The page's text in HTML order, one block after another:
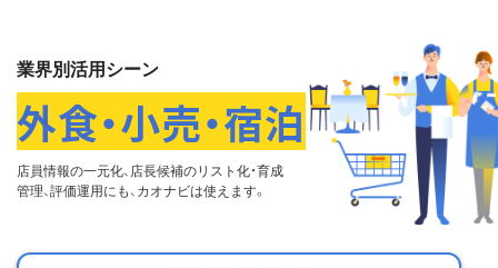
業界別活用シーン
外食・小売・宿泊
店員情報の一元化、店長候補のリスト化・育成
管理、評価運用にも、カオナビは使えます。